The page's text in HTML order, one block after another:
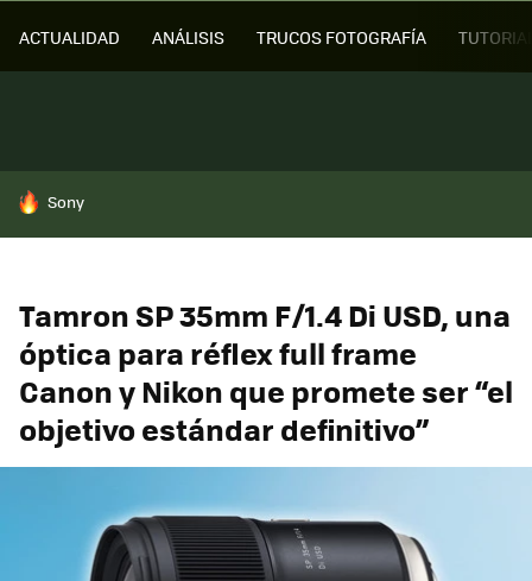
ACTUALIDAD ANÁLISIS TRUCOS FOTOGRAFÍA
HOY SE HABLA DE
Sony
Tamron SP 35mm F/1.4 Di USD, una
óptica para réflex full frame
Canon y Nikon que promete ser “el
objetivo estándar definitivo”